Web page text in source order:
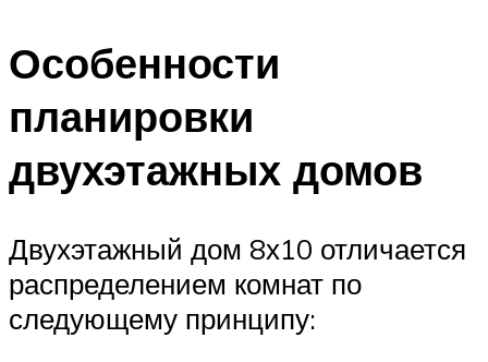
Особенности
планировки
двухэтажных домов
Двухэтажный дом 8х10 отличается
распределением комнат по
следующему принципу: